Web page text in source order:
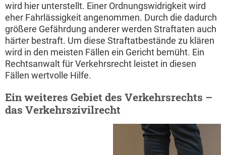
wird hier unterstellt. Einer Ordnungswidrigkeit wird
eher Fahrlässigkeit angenommen. Durch die dadurch
größere Gefährdung anderer werden Straftaten auch
härter bestraft. Um diese Straftatbestände zu klären
wird in den meisten Fällen ein Gericht bemüht. Ein
Rechtsanwalt für Verkehrsrecht leistet in diesen
Fällen wertvolle Hilfe.
Ein weiteres Gebiet des Verkehrsrechts –
das Verkehrszivilrecht